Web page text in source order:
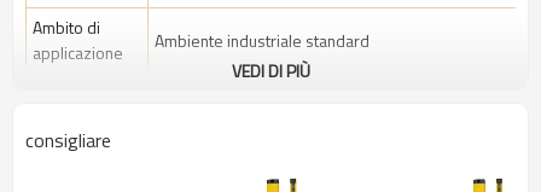
Ambito di
applicazione
Ambiente industriale standard
Spazio tra i
VEDI DI PIÙ
consigliare